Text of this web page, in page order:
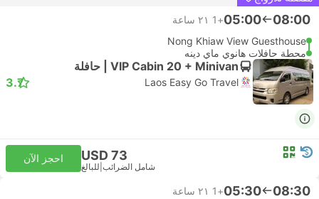
08:00
05:00
+1
٢١ ساعة
Nong Khiaw View Guesthouse
محطة حافلات هانوي ماي دينه
VIP Cabin 20 + Minivan | حافلة
Laos Easy Go Travel
3.7
USD 73
شامل الضرائب للبالغ
احجز الآن
08:30
05:30
+1
٢١ ساعة